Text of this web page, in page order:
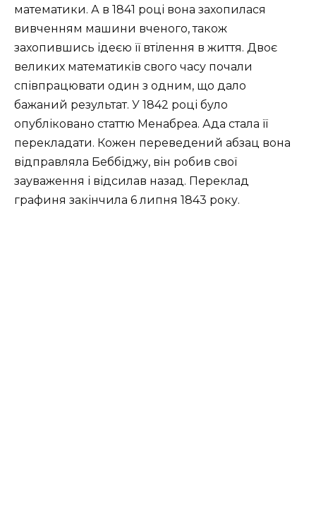
математики. А в 1841 році вона захопилася
вивченням машини вченого, також
захопившись ідеєю її втілення в життя. Двоє
великих математиків свого часу почали
співпрацювати один з одним, що дало
бажаний результат. У 1842 році було
опубліковано статтю Менабреа. Ада стала її
перекладати. Кожен переведений абзац вона
відправляла Беббіджу, він робив свої
зауваження і відсилав назад. Переклад
графиня закінчила 6 липня 1843 року.